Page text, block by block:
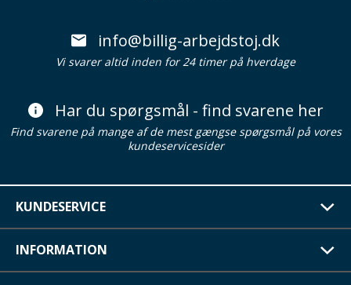
info@billig-arbejdstoj.dk
Vi svarer altid inden for 24 timer på hverdage
Har du spørgsmål - find svarene her
Find svarene på mange af de mest gængse spørgsmål på vores
kundeservicesider
KUNDESERVICE
INFORMATION